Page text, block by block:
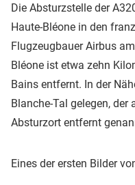
Die Absturzstelle der
Haute-Bléone in den
Flugzeugbauer Airbus
Bléone ist etwa zehn
Bains entfernt. In der
Blanche-Tal gelegen,
Absturzort entfernt
Eines der ersten Bilder